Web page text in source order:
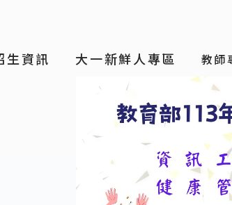
生資訊 大一新鮮人專區 教師